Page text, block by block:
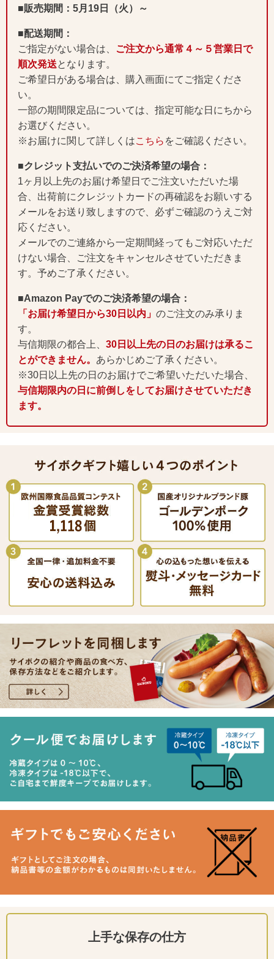
■販売期間：5月19日（火）～
■配送期間：
ご指定がない場合は、 ご注文から通常４～５営業日で
順次発送となります。
ご希望日がある場合は、購入画面にてご指定くださ
い。
一部の期間限定品については、指定可能な日にちから
お選びください。
※お届けに関して詳しくはこちら をご確認ください。
■クレジット支払いでのご決済希望の場合：
1ヶ月以上先のお届け希望日でご注文いただいた場
合、出荷前にクレジットカードの再確認をお願いする
メールをお送り致しますので、必ずご確認のうえご対
応ください。
メールでのご連絡から一定期間経ってもご対応いただ
けない場合、ご注文をキャンセルさせていただきま
す。予めご了承ください。
■Amazon Payでのご決済希望の場合：
「お届け希望日から30日以内」のご注文のみ承りま
す。
与信期限の都合上、30日以上先の日のお届けは承るこ
とができません。 あらかじめご了承ください。
※30日以上先の日のお届けでご希望いただいた場合、
与信期限内の日に前倒しをしてお届けさせていただき
ます。
上手な保存の仕方